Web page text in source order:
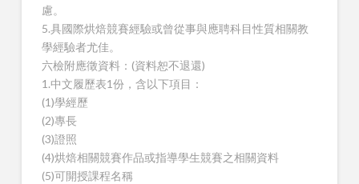
慮。
5.具國際烘焙競賽經驗或曾從事與應聘科目性質相關教
學經驗者尤佳。
六檢附應徵資料：(資料恕不退還)
1.中文履歷表1份，含以下項目：
(1)學經歷
(2)專長
(3)證照
(4)烘焙相關競賽作品或指導學生競賽之相關資料
(5)可開授課程名稱